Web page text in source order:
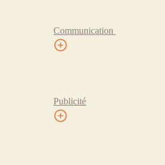
Communication
Publicité